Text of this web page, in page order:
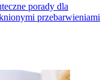
porady dla
przebarwieniami